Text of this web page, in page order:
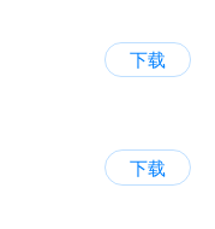
下载
下载